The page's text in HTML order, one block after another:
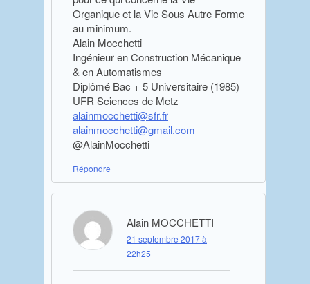
Organique et la Vie Sous Autre Forme
au minimum.
Alain Mocchetti
Ingénieur en Construction Mécanique
& en Automatismes
Diplômé Bac + 5 Universitaire (1985)
UFR Sciences de Metz
alainmocchetti@sfr.fr
alainmocchetti@gmail.com
@AlainMocchetti
Répondre
Alain MOCCHETTI
21 septembre 2017 à
22h25